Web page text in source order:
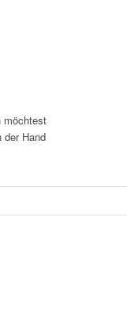
möchtest
der Hand